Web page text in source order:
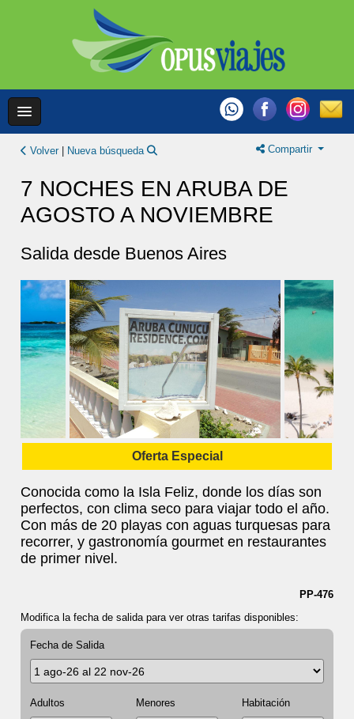
Volver| Nueva búsqueda Compartir
7 NOCHES EN ARUBA DE
AGOSTO A NOVIEMBRE
Salida desde Buenos Aires
Oferta Especial
Conocida como la Isla Feliz, donde los días son
perfectos, con clima seco para viajar todo el año.
Con más de 20 playas con aguas turquesas para
recorrer, y gastronomía gourmet en restaurantes
de primer nivel.
PP-476
Modifica la fecha de salida para ver otras tarifas disponibles:
Fecha de Salida
Adultos Menores Habitación